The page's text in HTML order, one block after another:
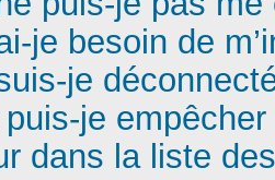
je besoin de
je
je
dans la liste